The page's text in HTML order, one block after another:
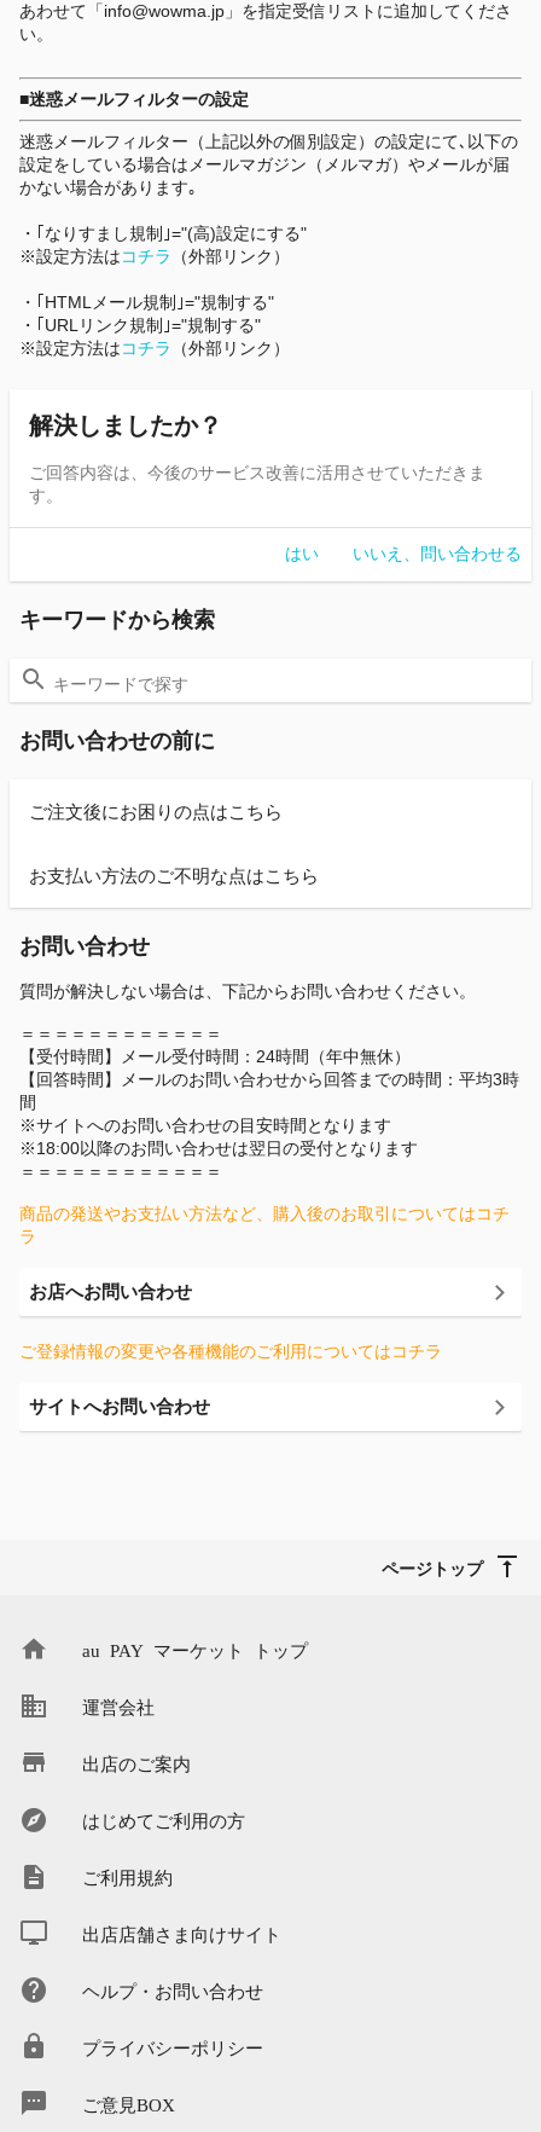
あわせて「info@wowma.jp」を指定受信リストに追加してくださ
い。
■迷惑メールフィルターの設定
迷惑メールフィルター（上記以外の個別設定）の設定にて､以下の
設定をしている場合はメールマガジン（メルマガ）やメールが届
かない場合があります｡
・｢なりすまし規制｣="(高)設定にする"
※設定方法はコチラ （外部リンク）
・｢HTMLメール規制｣="規制する"
・｢URLリンク規制｣="規制する"
※設定方法はコチラ （外部リンク）
解決しましたか？
ご回答内容は、今後のサービス改善に活用させていただきま
す。
はい いいえ、問い合わせる
キーワードから検索
お問い合わせの前に
ご注文後にお困りの点はこちら
お支払い方法のご不明な点はこちら
お問い合わせ
質問が解決しない場合は、下記からお問い合わせください。
＝＝＝＝＝＝＝＝＝＝＝＝
【受付時間】メール受付時間：24時間（年中無休）
【回答時間】メールのお問い合わせから回答までの時間：平均3時
間
※サイトへのお問い合わせの目安時間となります
※18:00以降のお問い合わせは翌日の受付となります
＝＝＝＝＝＝＝＝＝＝＝＝
商品の発送やお支払い方法など、購入後のお取引についてはコチ
ラ
お店へお問い合わせ
ご登録情報の変更や各種機能のご利用についてはコチラ
サイトへお問い合わせ
ページトップ
au PAY マーケット トップ
運営会社
出店のご案内
はじめてご利用の方
ご利用規約
出店店舗さま向けサイト
ヘルプ・お問い合わせ
プライバシーポリシー
ご意見BOX